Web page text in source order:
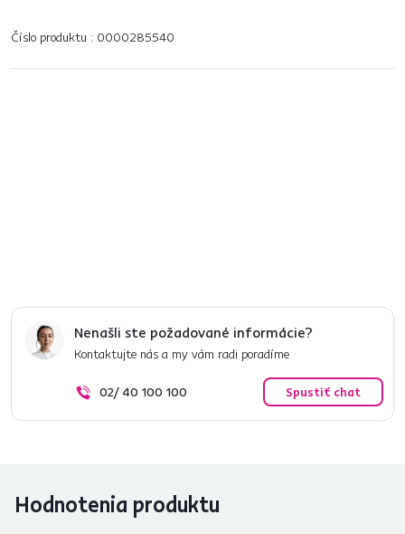
Číslo produktu : 0000285540
Nenašli ste požadované informácie?
Kontaktujte nás a my vám radi poradíme
02/ 40 100 100 Spustiť chat
Hodnotenia produktu